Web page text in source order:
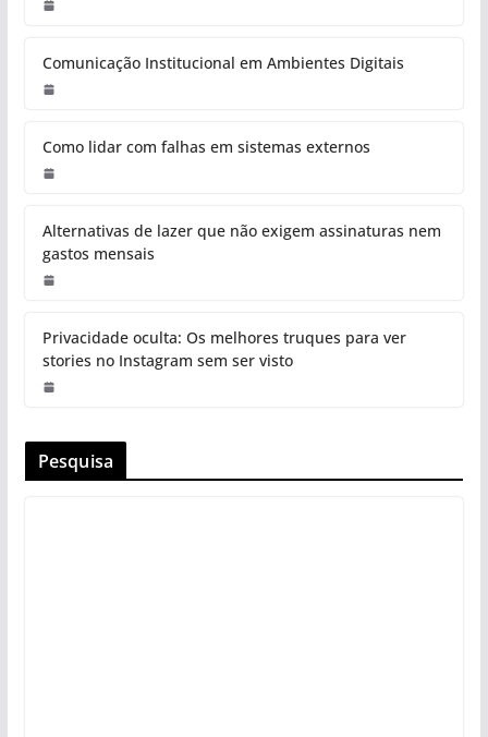
Comunicação Institucional em Ambientes Digitais
Como lidar com falhas em sistemas externos
Alternativas de lazer que não exigem assinaturas nem
gastos mensais
Privacidade oculta: Os melhores truques para ver
stories no Instagram sem ser visto
Pesquisa